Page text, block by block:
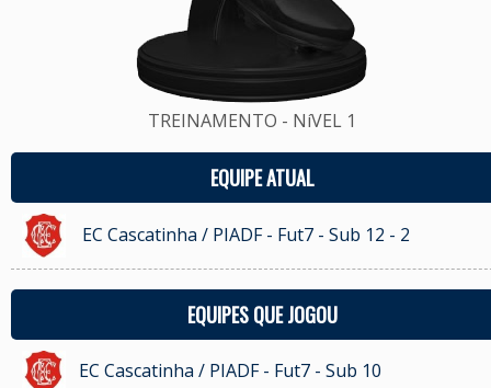
TREINAMENTO - NíVEL 1
EQUIPE ATUAL
EC Cascatinha / PIADF - Fut7 - Sub 12 - 2
EQUIPES QUE JOGOU
EC Cascatinha / PIADF - Fut7 - Sub 10